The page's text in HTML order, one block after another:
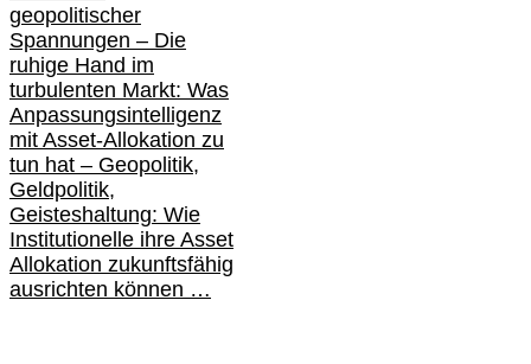
geopolitischer
Spannungen – Die
ruhige Hand im
turbulenten Markt: Was
Anpassungsintelligenz
mit Asset-Allokation zu
tun hat – Geopolitik,
Geldpolitik,
Geisteshaltung: Wie
Institutionelle ihre Asset
Allokation zukunftsfähig
ausrichten können …